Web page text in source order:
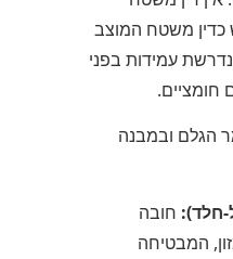
כדין משטח המוצב
עמידות בפני
חומציים.
הגלם ובמבנה
חלד): חובה
המבטיחה